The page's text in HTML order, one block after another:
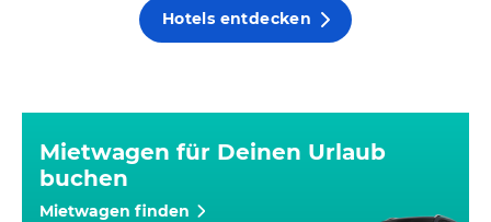
Hotels entdecken
Mietwagen für Deinen Urlaub
buchen
Mietwagen finden